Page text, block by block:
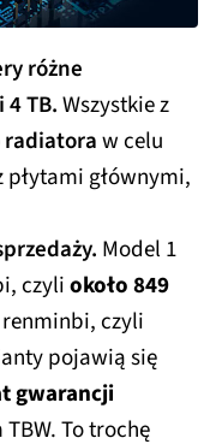
różne
4 TB.Wszystkie z
radiatoraw celu
głównymi,
Model 1
czyliokoło 849
renminbi, czyli
pojawią się
gwarancji
To trochę